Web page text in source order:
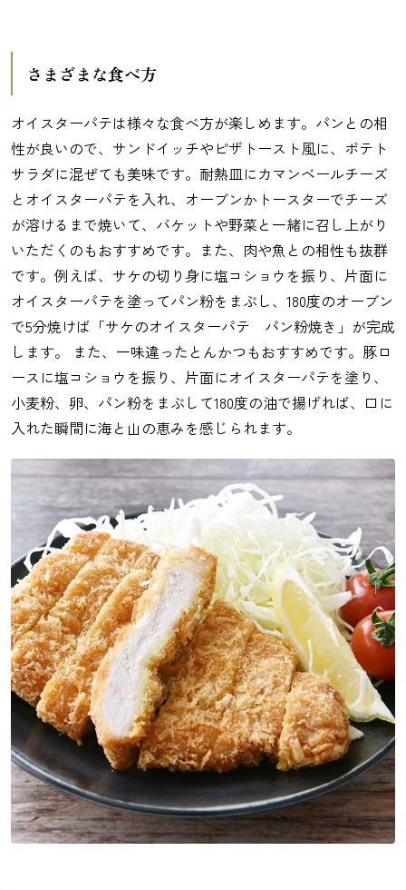
さまざまな食べ方
オイスターパテは様々な食べ方が楽しめます。パンとの相
性が良いので、サンドイッチやピザトースト風に、ポテト
サラダに混ぜても美味です。耐熱皿にカマンベールチーズ
とオイスターパテを入れ、オーブンかトースターでチーズ
が溶けるまで焼いて、バケットや野菜と一緒に召し上がり
いただくのもおすすめです。また、肉や魚との相性も抜群
です。例えば、サケの切り身に塩コショウを振り、片面に
オイスターパテを塗ってパン粉をまぶし、180度のオーブン
で5分焼けば「サケのオイスターパテ パン粉焼き」が完成
します。 また、一味違ったとんかつもおすすめです。豚ロ
ースに塩コショウを振り、片面にオイスターパテを塗り、
小麦粉、卵、パン粉をまぶして180度の油で揚げれば、口に
入れた瞬間に海と山の恵みを感じられます。